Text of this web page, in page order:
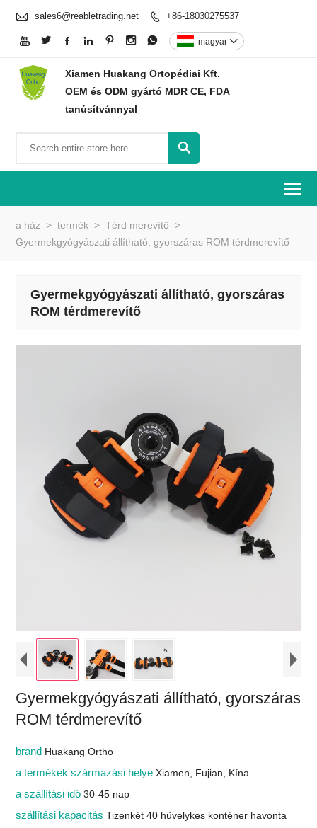
 sales6@reabletrading.net  +86-18030275537
       magyar 
Xiamen Huakang Ortopédiai Kft.
OEM és ODM gyártó MDR CE, FDA
tanúsítvánnyal

a ház > termék > Térd merevítő >
Gyermekgyógyászati ​​állítható, gyorszáras ROM térdmerevítő
Gyermekgyógyászati ​​állítható, gyorszáras
ROM térdmerevítő
Gyermekgyógyászati ​​állítható, gyorszáras
ROM térdmerevítő
brand Huakang Ortho
a termékek származási helyeXiamen, Fujian, Kína
a szállítási idő30-45 nap
szállítási kapacitásTizenkét 40 hüvelykes konténer havonta